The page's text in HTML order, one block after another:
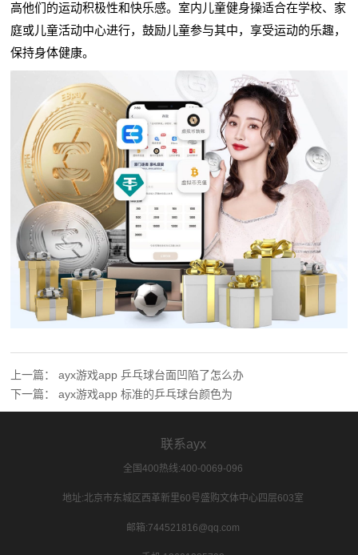
高他们的运动积极性和快乐感。室内儿童健身操适合在学校、家
庭或儿童活动中心进行，鼓励儿童参与其中，享受运动的乐趣，
保持身体健康。
上一篇：ayx游戏app 乒乓球台面凹陷了怎么办
下一篇：ayx游戏app 标准的乒乓球台颜色为
联系ayx
全国400热线:400-0069-096
地址:北京市东城区西革新里60号盛购文体中心四层603室
邮箱:744521816@qq.com